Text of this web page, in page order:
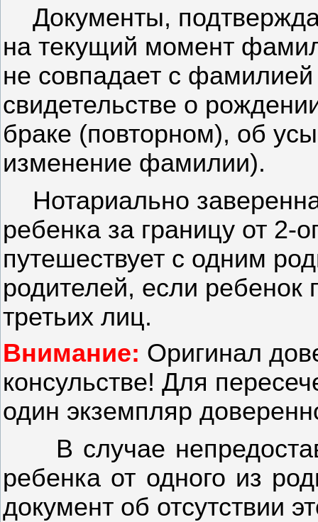
Документы,
на текущий момент
не совпадает с
свидетельстве о
браке (повторном), об
изменение фамилии).
Нотариально
ребенка за границу от 2-
путешествует с одним
родителей, если ребенок
третьих лиц.
Внимание: Оригинал
консульстве! Для
один экземпляр
В случае
ребенка от одного из
документ об отсутствии